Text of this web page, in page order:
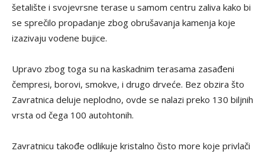
šetalište i svojevrsne terase u samom centru zaliva kako bi
se sprečilo propadanje zbog obrušavanja kamenja koje
izazivaju vodene bujice.
Upravo zbog toga su na kaskadnim terasama zasađeni
čempresi, borovi, smokve, i drugo drveće. Bez obzira što
Zavratnica deluje neplodno, ovde se nalazi preko 130 biljnih
vrsta od čega 100 autohtonih.
Zavratnicu takođe odlikuje kristalno čisto more koje privlači